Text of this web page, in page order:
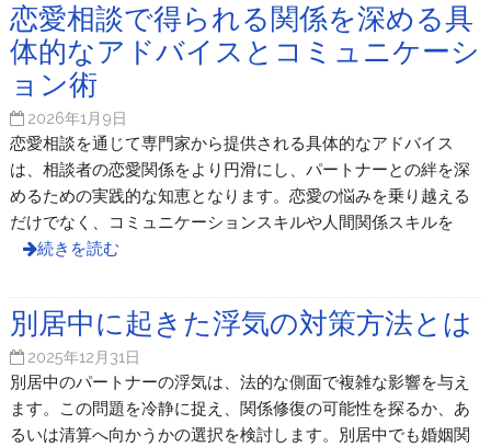
恋愛相談で得られる関係を深める具
体的なアドバイスとコミュニケーシ
ョン術
2026年1月9日
恋愛相談を通じて専門家から提供される具体的なアドバイス
は、相談者の恋愛関係をより円滑にし、パートナーとの絆を深
めるための実践的な知恵となります。恋愛の悩みを乗り越える
だけでなく、コミュニケーションスキルや人間関係スキルを
続きを読む
別居中に起きた浮気の対策方法とは
2025年12月31日
別居中のパートナーの浮気は、法的な側面で複雑な影響を与え
ます。この問題を冷静に捉え、関係修復の可能性を探るか、あ
るいは清算へ向かうかの選択を検討します。別居中でも婚姻関